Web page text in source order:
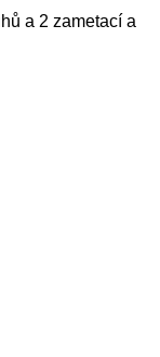
a 2 zametací a